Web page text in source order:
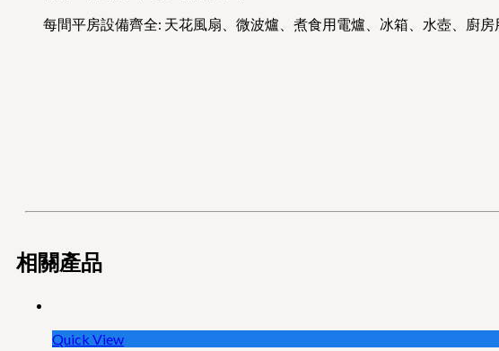
每間平房設備齊全: 天花風扇、微波爐、煮食用電爐、冰箱、水壺、廚
相關產品
Quick View